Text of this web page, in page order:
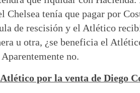
Chelsea tenía que pagar por
de rescisión y el Atlético
u otra, ¿se beneficia el
no.
por la venta de Diego